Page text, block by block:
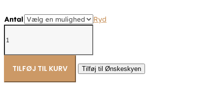
til
Antal
Ryd
stål
øreringe
2,8x13mm
Frank1967
TILFØJ TIL KURV Tilføj til Ønskeskyen